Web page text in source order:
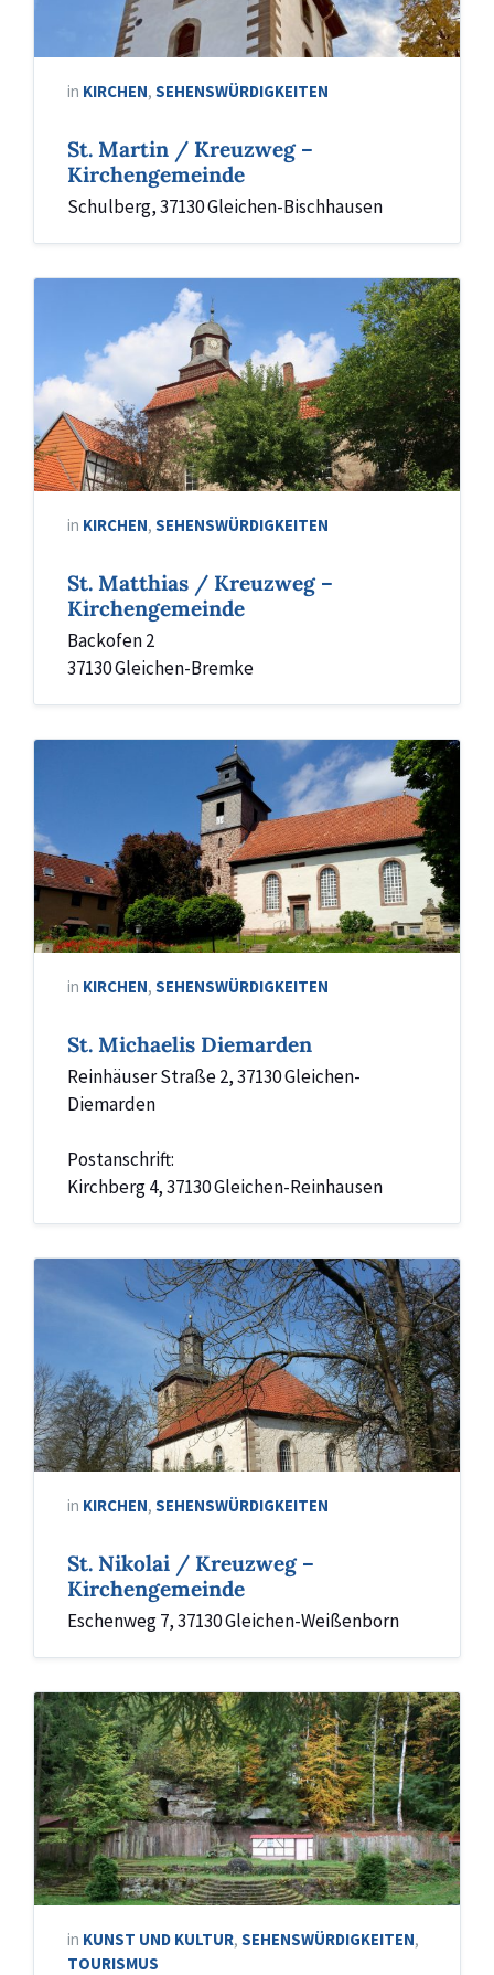
in KIRCHEN, SEHENSWÜRDIGKEITEN
St. Martin / Kreuzweg –
Kirchengemeinde
Schulberg, 37130 Gleichen-Bischhausen
in KIRCHEN, SEHENSWÜRDIGKEITEN
St. Matthias / Kreuzweg –
Kirchengemeinde
Backofen 2
37130 Gleichen-Bremke
in KIRCHEN, SEHENSWÜRDIGKEITEN
St. Michaelis Diemarden
Reinhäuser Straße 2, 37130 Gleichen-
Diemarden
Postanschrift:
Kirchberg 4, 37130 Gleichen-Reinhausen
Nikolai
in KIRCHEN, SEHENSWÜRDIGKEITEN
St. Nikolai / Kreuzweg –
Kirchengemeinde
Eschenweg 7, 37130 Gleichen-Weißenborn
in KUNST UND KULTUR, SEHENSWÜRDIGKEITEN,
TOURISMUS